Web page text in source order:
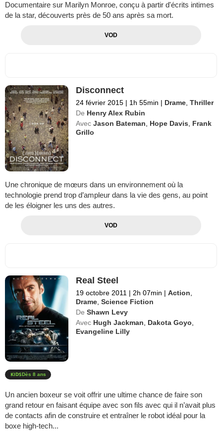
Documentaire sur Marilyn Monroe, conçu à partir d'écrits intimes
de la star, découverts près de 50 ans après sa mort.
VOD
Disconnect
24 février 2015 | 1h 55min | Drame,Thriller
De Henry Alex Rubin
Avec Jason Bateman, Hope Davis, Frank
Grillo
Une chronique de mœurs dans un environnement où la
technologie prend trop d’ampleur dans la vie des gens, au point
de les éloigner les uns des autres.
VOD
Real Steel
19 octobre 2011 | 2h 07min | Action,
Drame,Science Fiction
De Shawn Levy
Avec Hugh Jackman, Dakota Goyo,
Evangeline Lilly
Dès 8 ans
Un ancien boxeur se voit offrir une ultime chance de faire son
grand retour en faisant équipe avec son fils avec qui il n’avait plus
de contacts afin de construire et entraîner le robot idéal pour la
boxe high-tech...